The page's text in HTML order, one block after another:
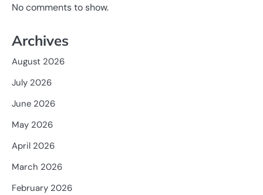
No comments to show.
Archives
August 2026
July 2026
June 2026
May 2026
April 2026
March 2026
February 2026